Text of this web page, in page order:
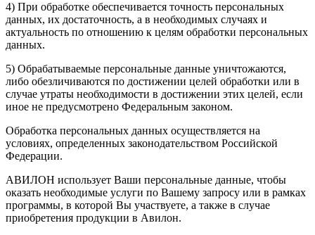
4) При обработке обеспечивается точность персональных
данных, их достаточность, а в необходимых случаях и
актуальность по отношению к целям обработки персональных
данных.
5) Обрабатываемые персональные данные уничтожаются,
либо обезличиваются по достижении целей обработки или в
случае утраты необходимости в достижении этих целей, если
иное не предусмотрено Федеральным законом.
Обработка персональных данных осуществляется на
условиях, определенных законодательством Российской
Федерации.
АВИЛОН использует Ваши персональные данные, чтобы
оказать необходимые услуги по Вашему запросу или в рамках
программы, в которой Вы участвуете, а также в случае
приобретения продукции в Авилон.